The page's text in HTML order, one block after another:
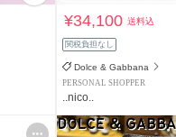
¥34,100送料込
関税負担なし
Dolce & Gabbana
PERSONAL SHOPPER
..nico..